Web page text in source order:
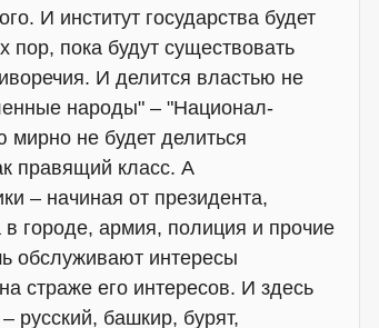
И институт государства будет
пор, пока будут существовать
И делится властью не
народы" – "Национал-
не будет делиться
правящий класс. А
– начиная от президента,
городе, армия, полиция и прочие
обслуживают интересы
страже его интересов. И здесь
русский, башкир, бурят,